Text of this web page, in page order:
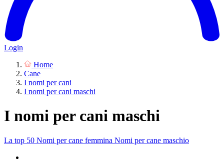
Login
Home
Cane
I nomi per cani
I nomi per cani maschi
I nomi per cani maschi
La top 50 Nomi per cane femmina Nomi per cane maschio